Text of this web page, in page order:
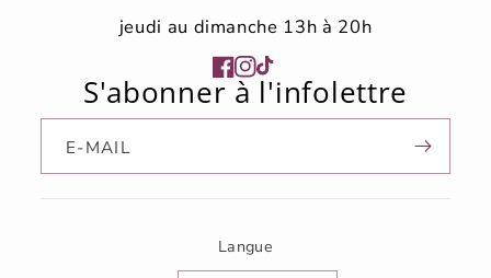
jeudi au dimanche 13h à 20h
Facebook
Instagram
TikTok
S'abonner à l'infolettre
E-MAIL
Langue